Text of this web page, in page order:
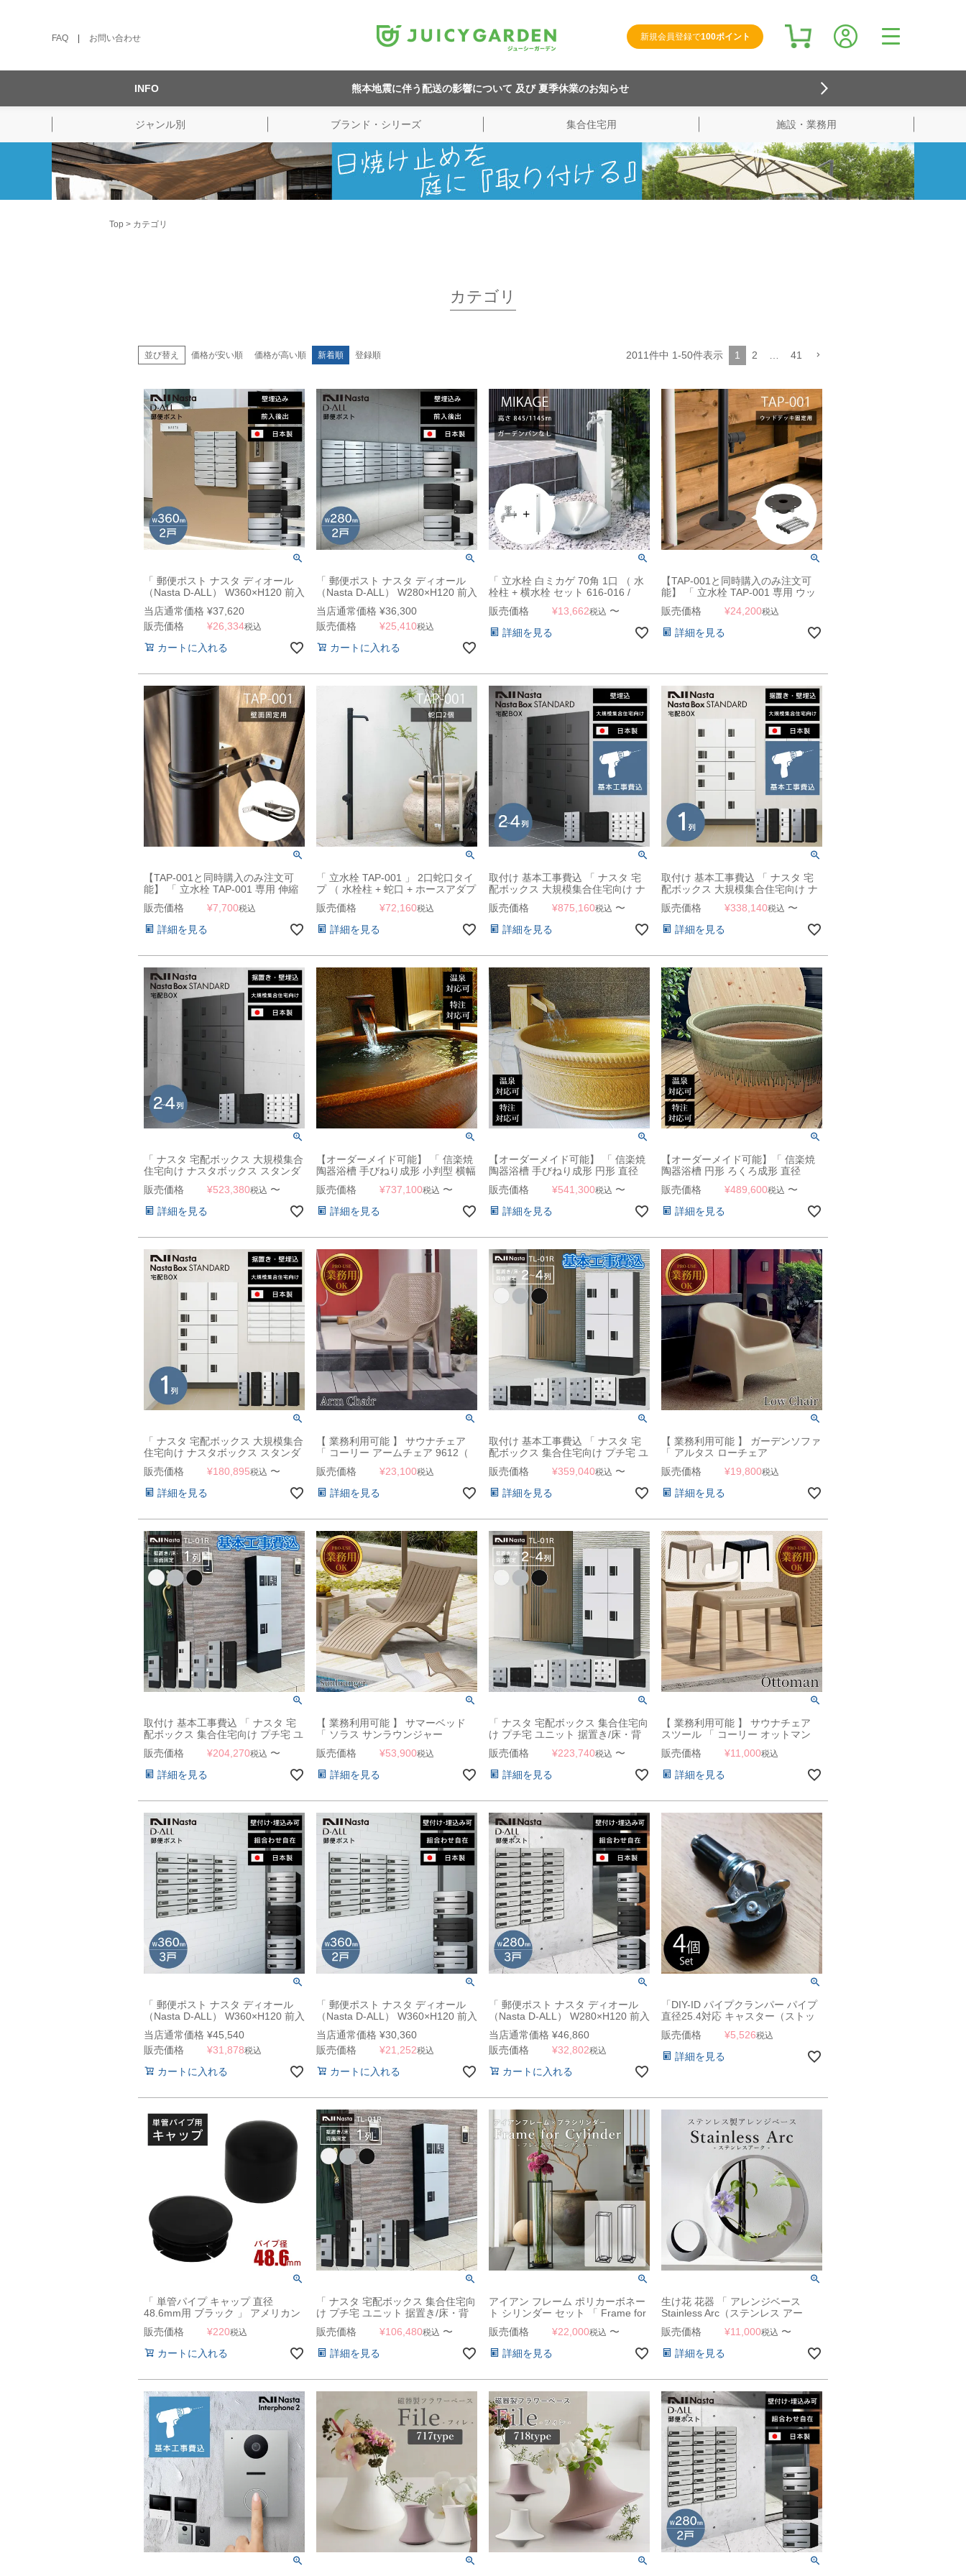
FAQ お問い合わせ 新規会員登録で100ポイント
検索
INFO 熊本地震に伴う配送の影響について 及び 夏季休業のお知らせ
ジャンル別 ブランド・シリーズ 集合住宅用 施設・業務用
Top カテゴリ
カテゴリ
並び替え 価格が安い順 価格が高い順 新着順 登録順 2011件中 1-50件表示 1 2 41
「 郵便ポスト ナスタ ディオール
（Nasta D-ALL） W360×H120 前入
後出・防滴・静音大型ダイヤル錠タ
イプ 2戸 KS-MB4402PU-2L 」 マン
ション・集合住宅向け 郵便受け 壁
当店通常価格 ¥37,620
販売価格
¥26,334税込
カートに入れる
「 郵便ポスト ナスタ ディオール
（Nasta D-ALL） W280×H120 前入
後出・防滴・静音大型ダイヤル錠タ
イプ 2戸 KS-MB6402PU-2L 」 マン
ション・集合住宅向け 郵便受け 壁
当店通常価格 ¥36,300
販売価格
¥25,410税込
カートに入れる
「 立水栓 白ミカゲ 70角 1口 （ 水
栓柱 + 横水栓 セット 616-016 /
616-017 + 701-131A-CH ） 」
販売価格 ¥13,662税込 〜
詳細を見る
【TAP-001と同時購入のみ注文可
能】 「 立水栓 TAP-001 専用 ウッ
ドデッキ固定金具 」
販売価格 ¥24,200税込
詳細を見る
【TAP-001と同時購入のみ注文可
能】 「 立水栓 TAP-001 専用 伸縮
式固定バンド 」
販売価格 ¥7,700税込
詳細を見る
「 立水栓 TAP-001 」 2口蛇口タイ
プ （ 水栓柱 + 蛇口 + ホースアダプ
ター式補助蛇口 ）
販売価格 ¥72,160税込
詳細を見る
取付け 基本工事費込 「 ナスタ 宅
配ボックス 大規模集合住宅向け ナ
スタボックス スタンダード （ ロッ
カータイプ ） 壁埋込 2～4列 KS-
TL03R 」
販売価格 ¥875,160税込 〜
詳細を見る
取付け 基本工事費込 「 ナスタ 宅
配ボックス 大規模集合住宅向け ナ
スタボックス スタンダード （ ロッ
カータイプ ） 壁埋込 1列 KS-
TL03R 」
販売価格 ¥338,140税込 〜
詳細を見る
「 ナスタ 宅配ボックス 大規模集合
住宅向け ナスタボックス スタンダ
ード （ ロッカータイプ ） 据置き/
壁埋込 2～4列 KS-TL03R 」
販売価格 ¥523,380税込 〜
詳細を見る
【オーダーメイド可能】 「 信楽焼
陶器浴槽 手びねり成形 小判型 横幅
120cm～横幅180cm 奥行75cm～
90cm 」【受注生産】
販売価格 ¥737,100税込 〜
詳細を見る
【オーダーメイド可能】 「 信楽焼
陶器浴槽 手びねり成形 円形 直径
90cm～直径120cm 」【受注生産】
販売価格 ¥541,300税込 〜
詳細を見る
【オーダーメイド可能】「 信楽焼
陶器浴槽 円形 ろくろ成形 直径
90cm～直径120cm 」【受注生産】
販売価格 ¥489,600税込 〜
詳細を見る
「 ナスタ 宅配ボックス 大規模集合
住宅向け ナスタボックス スタンダ
ード （ ロッカータイプ ） 据置き/
壁埋込 1列 KS-TL03R 」
販売価格 ¥180,895税込 〜
詳細を見る
【 業務利用可能 】 サウナチェア
「 コーリー アームチェア 9612（
CORY Arm Chair ） 」 業務用
販売価格 ¥23,100税込
詳細を見る
取付け 基本工事費込 「 ナスタ 宅
配ボックス 集合住宅向け プチ宅 ユ
ニット 据置き/床・背面固定 2～4列
+ 幅木H250mmセット KS-TL01R +
KS-TL01FH250 」
販売価格 ¥359,040税込 〜
詳細を見る
【 業務利用可能 】 ガーデンソファ
「 アルタス ローチェア
8166（ALTUS Low Chair） 」 業務
用
販売価格 ¥19,800税込
詳細を見る
取付け 基本工事費込 「 ナスタ 宅
配ボックス 集合住宅向け プチ宅 ユ
ニット 据置き/床・背面固定 1列 +
幅木H250mm セット KS-TL01R +
KS-TL01FH250 」
販売価格 ¥204,270税込 〜
詳細を見る
【 業務利用可能 】 サマーベッド
「 ソラス サンラウンジャー
8625（SOLAS Sunlounger） 」 ス
タッキング可能 業務用
販売価格 ¥53,900税込
詳細を見る
「 ナスタ 宅配ボックス 集合住宅向
け プチ宅 ユニット 据置き/床・背
面固定 2～4列 + 幅木H250mm セッ
ト KS-TL01R + KS-TL01FH250 」
販売価格 ¥223,740税込 〜
詳細を見る
【 業務利用可能 】 サウナチェア
スツール 「 コーリー オットマン
9613（CORY Ottoman） 」 業務用
販売価格 ¥11,000税込
詳細を見る
「 郵便ポスト ナスタ ディオール
（Nasta D-ALL） W360×H120 前入
前出・防滴・静音大型ダイヤル錠タ
イプ 3戸 KS-MB4202PU-3L 」 マン
ション・集合住宅向け 郵便受け 壁
当店通常価格 ¥45,540
販売価格
¥31,878税込
カートに入れる
「 郵便ポスト ナスタ ディオール
（Nasta D-ALL） W360×H120 前入
前出・防滴・静音大型ダイヤル錠タ
イプ 2戸 KS-MB4202PU-2L 」 マン
ション・集合住宅向け 郵便受け 壁
当店通常価格 ¥30,360
販売価格
¥21,252税込
カートに入れる
「 郵便ポスト ナスタ ディオール
（Nasta D-ALL） W280×H120 前入
前出・防滴・静音大型ダイヤル錠タ
イプ 3戸 KS-MB6202PU-3L 」 マン
ション・集合住宅向け 郵便受け 壁
当店通常価格 ¥46,860
販売価格
¥32,802税込
カートに入れる
「DIY-ID パイプクランパー パイプ
直径25.4対応 キャスター（ストッ
パー付き） 4個セット」
販売価格 ¥5,526税込
詳細を見る
「 単管パイプ キャップ 直径
48.6mm用 ブラック 」 アメリカン
フェンス 支柱キャップ
販売価格 ¥220税込
カートに入れる
「 ナスタ 宅配ボックス 集合住宅向
け プチ宅 ユニット 据置き/床・背
面固定 1列 + 幅木H250mm セット
KS-TL01R + KS-TL01FH250 」
販売価格 ¥106,480税込 〜
詳細を見る
アイアン フレーム ポリカーボネー
ト シリンダー セット 「 Frame for
Cylinder（フレームフォーシリンダ
ー） 」
販売価格 ¥22,000税込 〜
詳細を見る
生け花 花器 「 アレンジベース
Stainless Arc（ステンレス アー
ク） 」割れない ステンレス製 花瓶
販売価格 ¥11,000税込 〜
詳細を見る